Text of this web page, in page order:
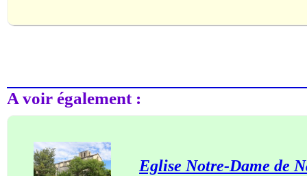
A voir également :
Eglise Notre-Dame de